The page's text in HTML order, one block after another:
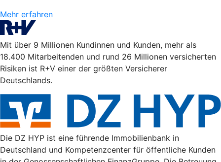
Mehr erfahren
Mit über 9 Millionen Kundinnen und Kunden, mehr als
18.400 Mitarbeitenden und rund 26 Millionen versicherten
Risiken ist R+V einer der größten Versicherer
Deutschlands.
Die DZ HYP ist eine führende Immobilienbank in
Deutschland und Kompetenzcenter für öffentliche Kunden